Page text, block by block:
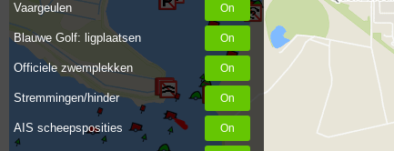
Vaargeulen
Blauwe Golf: ligplaatsen
Officiele zwemplekken
Stremmingen/hinder
AIS scheepsposities